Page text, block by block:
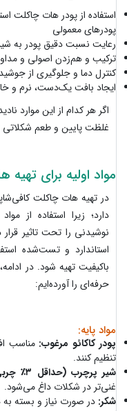
استفاده از پودر هات چاکلت
پودرهای معمولی
رعایت نسبت دقیق پودر به
ترکیب و هم‌زدن اصولی و
کنترل دما و جلوگیری از
ایجاد بافت یک‌دست، نرم و
اگر هر کدام از این موارد
غلظت پایین و طعم
مواد اولیه برای
در تهیه هات چاکلت
دارد؛ زیرا استفاده از
نوشیدنی را تحت تاثیر
استاندارد و تست‌شده
باکیفیت تهیه شود. در
حرفه‌ای را آورده‌ایم:
مواد پایه:
پودر کاکائو مرغوب: مناسب
تنظیم کنند.
شیر پرچرب (حداقل ۳٪ چربی):
غنی‌تر در شکلات داغ می‌شود.
شکر: در صورت نیاز و بسته به